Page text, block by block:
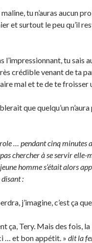
tu n’auras aucun
et surtout le peu qu’il
l’impressionnant, tu sais
crédible venant de ta
mal et te de te froisser
que quelqu’un
… pendant cinq minutes
chercher à se servir elle-
homme s’était alors
disant :
j’imagine, c’est ça
ça, Tery. Mais des fois,
… et bon appétit. » dit la